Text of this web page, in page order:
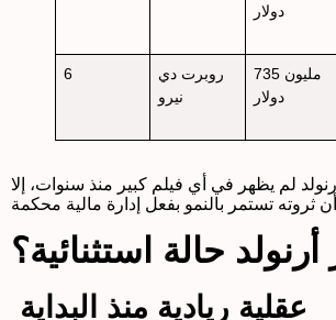
دولار
6
روبرت دي
نيرو
735 مليون
دولار
لم يظهر في أي فيلم كبير منذ سنوات، إلا
أرنولد حالة استثنائية؟
عقلية ريادية منذ البداية